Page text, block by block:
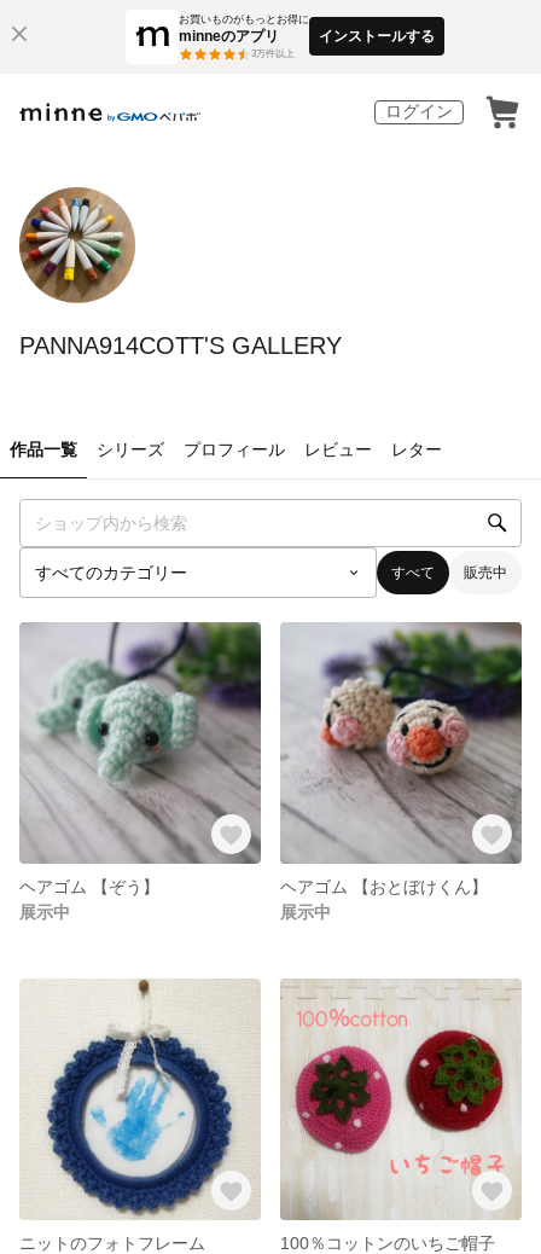
お買いものがもっとお得に
minneのアプリ
3万件以上
インストールする
ログイン
PANNA914COTT'S GALLERY
作品一覧 シリーズ プロフィール レビュー レター
すべて 販売中
ヘアゴム 【ぞう】
展示中
ヘアゴム 【おとぼけくん】
展示中
ニットのフォトフレーム
100％コットンのいちご帽子